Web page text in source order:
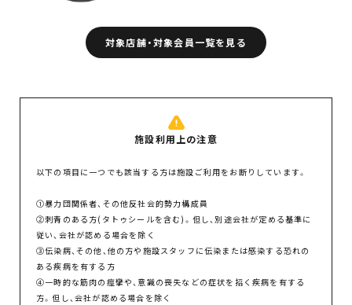
対象店舗・対象会員一覧を見る
施設利用上の注意
以下の項目に一つでも該当する方は施設ご利用をお断りしています。
①暴力団関係者、その他反社会的勢力構成員
②刺青のある方(タトゥシールを含む)。但し、別途会社が定める基準に
従い、会社が認める場合を除く
③伝染病、その他、他の方や施設スタッフに伝染または感染する恐れの
ある疾病を有する方
④一時的な筋肉の痙攣や、意識の喪失などの症状を招く疾病を有する
方。但し、会社が認める場合を除く